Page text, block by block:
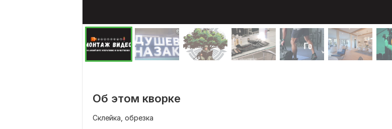
Об этом кворке
Склейка, обрезка